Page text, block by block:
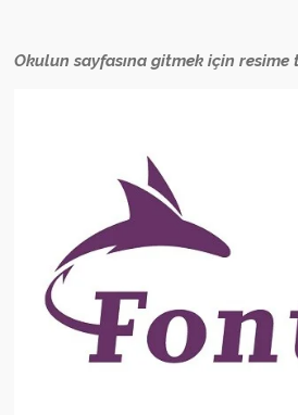
Okulun sayfasına gitmek için resime